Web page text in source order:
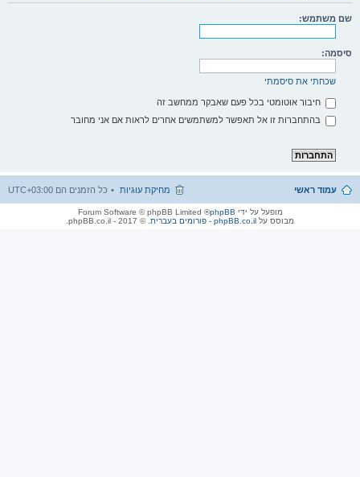
שם משתמש:
סיסמה:
שכחתי את סיסמתי
חיבור אוטומטי בכל פעם שאבקר ממחשב זה
בהתחברות זו אל תאפשר למשתמשים אחרים לראות אם אני מחובר
עמוד ראשי כל הזמנים הם UTC+03:00 מחיקת עוגיות
מופעל על ידי phpBB
® Forum Software © phpBB Limited
מבוסס על phpBB.co.il - פורומים בעברית . © 2017 - phpBB.co.il.